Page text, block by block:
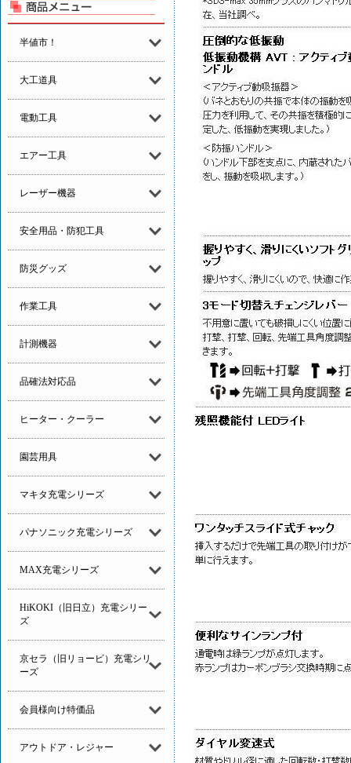
半値市！
大工道具
電動工具
エアー工具
レーザー機器
安全用品・防犯工具
防災グッズ
作業工具
計測機器
品確法対応品
ヒーター・クーラー
園芸用具
マキタ充電シリーズ
パナソニック充電シリーズ
MAX充電シリーズ
HiKOKI（旧日立）充電シリー
ズ
京セラ（旧リョービ）充電シリ
ーズ
会員様向け特価品
アウトドア・レジャー